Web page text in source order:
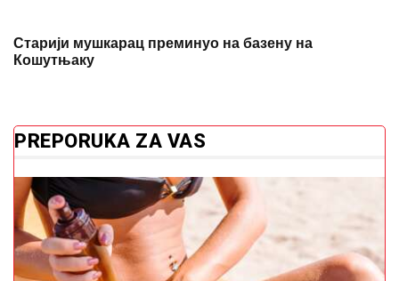
Старији мушкарац преминуо на базену на
Кошутњаку
PREPORUKA ZA VAS